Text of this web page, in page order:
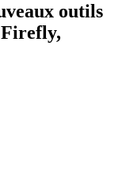
outils